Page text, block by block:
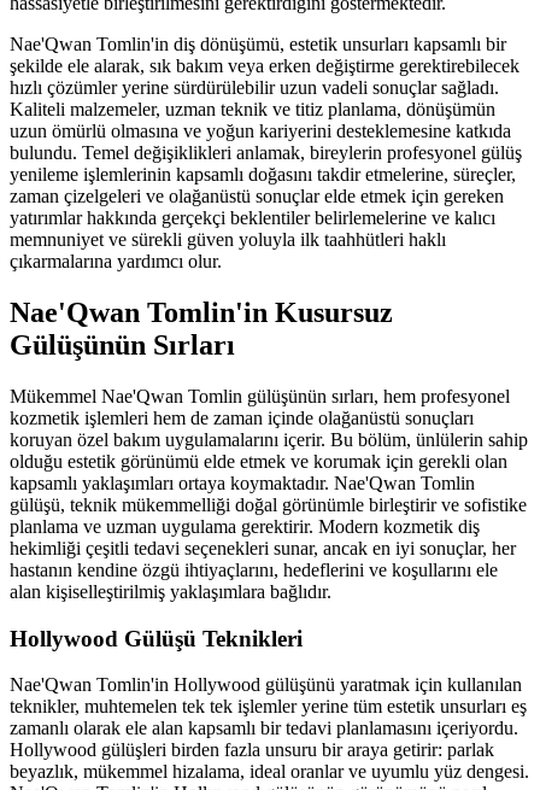
Nae'Qwan Tomlin'in diş dönüşümü, estetik unsurları kapsamlı bir
şekilde ele alarak, sık bakım veya erken değiştirme gerektirebilecek
hızlı çözümler yerine sürdürülebilir uzun vadeli sonuçlar sağladı.
Kaliteli malzemeler, uzman teknik ve titiz planlama, dönüşümün
uzun ömürlü olmasına ve yoğun kariyerini desteklemesine katkıda
bulundu. Temel değişiklikleri anlamak, bireylerin profesyonel gülüş
yenileme işlemlerinin kapsamlı doğasını takdir etmelerine, süreçler,
zaman çizelgeleri ve olağanüstü sonuçlar elde etmek için gereken
yatırımlar hakkında gerçekçi beklentiler belirlemelerine ve kalıcı
memnuniyet ve sürekli güven yoluyla ilk taahhütleri haklı
çıkarmalarına yardımcı olur.
Nae'Qwan Tomlin'in Kusursuz
Gülüşünün Sırları
Mükemmel Nae'Qwan Tomlin gülüşünün sırları, hem profesyonel
kozmetik işlemleri hem de zaman içinde olağanüstü sonuçları
koruyan özel bakım uygulamalarını içerir. Bu bölüm, ünlülerin sahip
olduğu estetik görünümü elde etmek ve korumak için gerekli olan
kapsamlı yaklaşımları ortaya koymaktadır. Nae'Qwan Tomlin
gülüşü, teknik mükemmelliği doğal görünümle birleştirir ve sofistike
planlama ve uzman uygulama gerektirir. Modern kozmetik diş
hekimliği çeşitli tedavi seçenekleri sunar, ancak en iyi sonuçlar, her
hastanın kendine özgü ihtiyaçlarını, hedeflerini ve koşullarını ele
alan kişiselleştirilmiş yaklaşımlara bağlıdır.
Hollywood Gülüşü Teknikleri
Nae'Qwan Tomlin'in Hollywood gülüşünü yaratmak için kullanılan
teknikler, muhtemelen tek tek işlemler yerine tüm estetik unsurları eş
zamanlı olarak ele alan kapsamlı bir tedavi planlamasını içeriyordu.
Hollywood gülüşleri birden fazla unsuru bir araya getirir: parlak
beyazlık, mükemmel hizalama, ideal oranlar ve uyumlu yüz dengesi.